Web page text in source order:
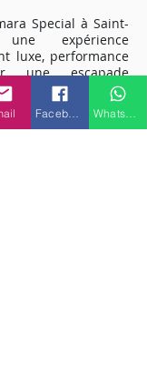
Special à Saint-
expérience
luxe, performance
une escapade
Méditerranée.
aventure maritime
la magie de la Côte